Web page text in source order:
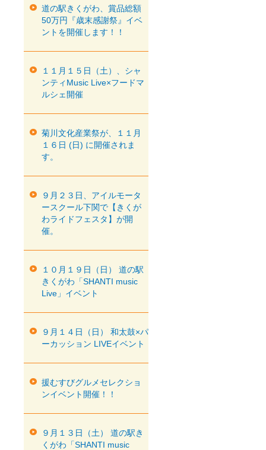
道の駅きくがわ、賞品総額
50万円『歳末感謝祭』イベ
ントを開催します！！
１１月１５日（土）、シャ
ンティMusic Live×フードマ
ルシェ開催
菊川文化産業祭が、１１月
１６日 (日) に開催されま
す。
９月２３日、アイルモータ
ースクール下関で【きくが
わライドフェスタ】が開
催。
１０月１９日（日） 道の駅
きくがわ「SHANTI music
Live」イベント
９月１４日（日） 和太鼓×パ
ーカッション LIVEイベント
援むすびグルメセレクショ
ンイベント開催！！
９月１３日（土） 道の駅き
くがわ「SHANTI music